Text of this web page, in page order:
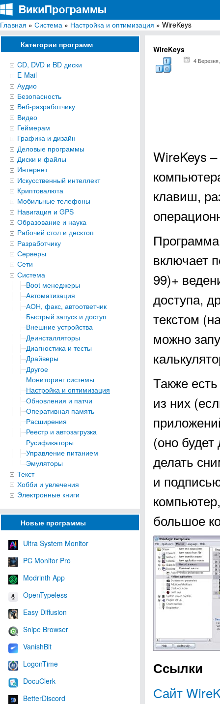
ВикиПрограммы
Энциклопедия бесплатных компьютерных программ для Windows
Главная » Система » Настройка и оптимизация » WireKeys
Категории программ
CD, DVD и BD диски
E-Mail
Аудио
Безопасность
Веб-разработчику
Видео
Геймерам
Графика и дизайн
Деловые программы
Диски и файлы
Интернет
Искусственный интеллект
Криптовалюта
Мобильные телефоны
Навигация и GPS
Образование и наука
Рабочий стол и десктоп
Разработчику
Серверы
Сети
Система
Boot менеджеры
Автоматизация
АОН, факс, автоответчик
Быстрый запуск и доступ
Внешние устройства
Деинсталляторы
Диагностика и тесты
Драйверы
Другое
Мониторинг системы
Настройка и оптимизация
Обновления и патчи
Оперативная память
Расширения
Реестр и автозагрузка
Русификаторы
Управление питанием
Эмуляторы
Текст
Хобби и увлечения
Электронные книги
Новые программы
Ultra System Monitor
PC Monitor Pro
Modrinth App
OpenTypeless
Easy Diffusion
Snipe Browser
VanishBit
LogonTime
DocuClerk
BetterDiscord
WireKeys
4
WireKeys
клавиш,
Программа
включает
99)+
доступа,
текстом
можно
Также
из них
(оно
делать
и
большое
Ссылки
Сайт